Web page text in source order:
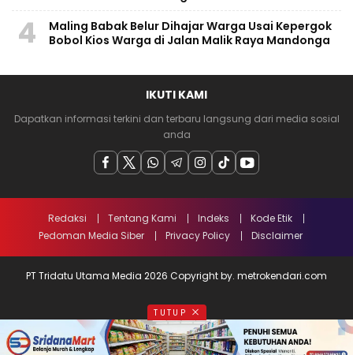
4
Maling Babak Belur Dihajar Warga Usai Kepergok
Bobol Kios Warga di Jalan Malik Raya Mandonga
IKUTI KAMI
Dapatkan informasi terkini dan terbaru langsung dari media sosial
anda
Redaksi Tentang Kami Indeks
Kode Etik
Pedoman Media Siber
Privacy Policy Disclaimer
PT Tridatu Utama Media 2026 Copyright by. metrokendari.com
TUTUP